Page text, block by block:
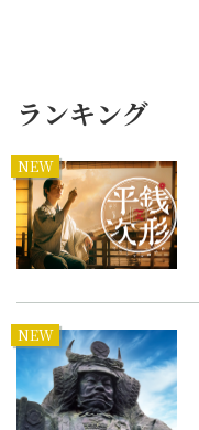
ランキング
NEW
NEW